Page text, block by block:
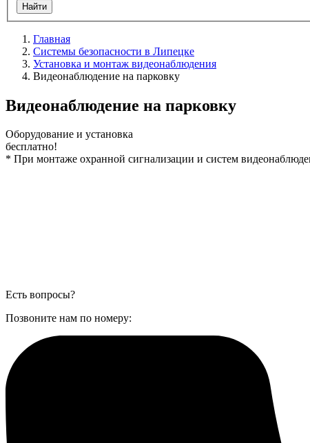
Найти
Главная
Системы безопасности в Липецке
Установка и монтаж видеонаблюдения
Видеонаблюдение на парковку
Видеонаблюдение на парковку
Оборудование и установка
бесплатно!
* При монтаже охранной сигнализации и систем
Есть вопросы?
Позвоните нам по номеру: